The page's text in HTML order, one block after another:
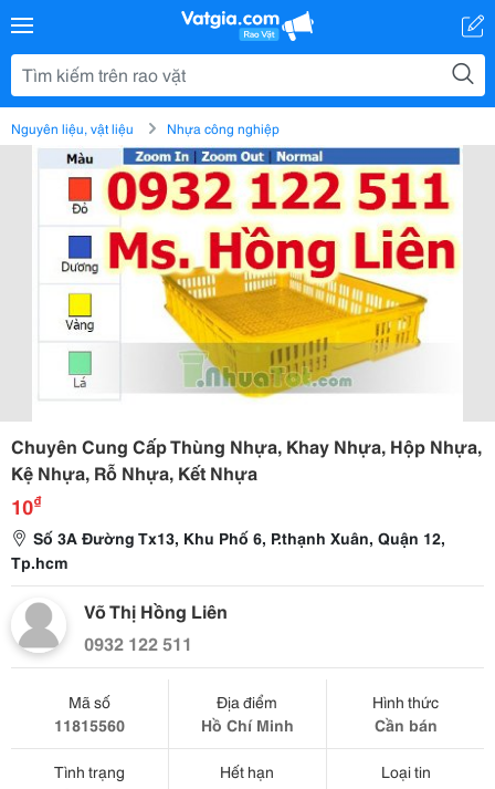
Nguyên liệu, vật liệu Nhựa công nghiệp
Chuyên Cung Cấp Thùng Nhựa, Khay Nhựa, Hộp Nhựa,
Kệ Nhựa, Rỗ Nhựa, Kết Nhựa
10₫
Số 3A Đường Tx13, Khu Phố 6, P.thạnh Xuân, Quận 12,
Tp.hcm
Võ Thị Hồng Liên
0932 122 511
Mã số
11815560
Địa điểm
Hồ Chí Minh
Hình thức
Cần bán
Tình trạng
Hết hạn
Loại tin